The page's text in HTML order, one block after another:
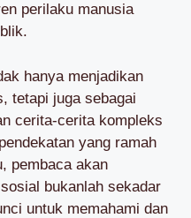
perilaku manusia
hanya menjadikan
tetapi juga sebagai
cerita-cerita kompleks
yang ramah
pembaca akan
bukanlah sekadar
untuk memahami dan